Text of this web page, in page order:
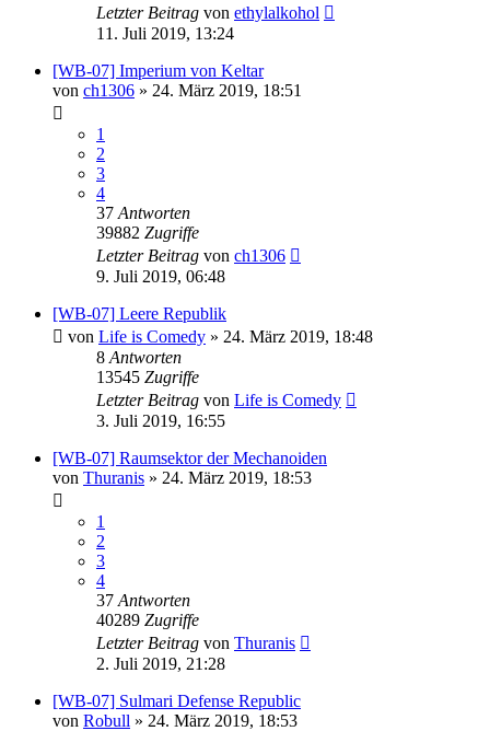
Letzter Beitrag von ethylalkohol
11. Juli 2019, 13:24
[WB-07] Imperium von Keltar
von ch1306 » 24. März 2019, 18:51
1
2
3
4
37 Antworten
39882 Zugriffe
Letzter Beitrag von ch1306
9. Juli 2019, 06:48
[WB-07] Leere Republik
von Life is Comedy » 24. März 2019, 18:48
8 Antworten
13545 Zugriffe
Letzter Beitrag von Life is Comedy
3. Juli 2019, 16:55
[WB-07] Raumsektor der Mechanoiden
von Thuranis » 24. März 2019, 18:53
1
2
3
4
37 Antworten
40289 Zugriffe
Letzter Beitrag von Thuranis
2. Juli 2019, 21:28
[WB-07] Sulmari Defense Republic
von Robull » 24. März 2019, 18:53